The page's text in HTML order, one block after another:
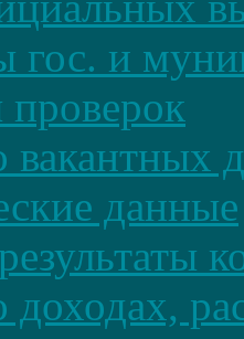
гос. и
проверок
вакантных
данные
доходах,